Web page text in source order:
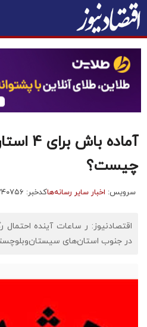
آماده
چیست؟
سرویس: اخبار سایر رسانه‌هاکدخبر: ۷۴۰۷۵۶
اقتصادنیوز: ر ساعات آینده احتمال
در جنوب استان‌های